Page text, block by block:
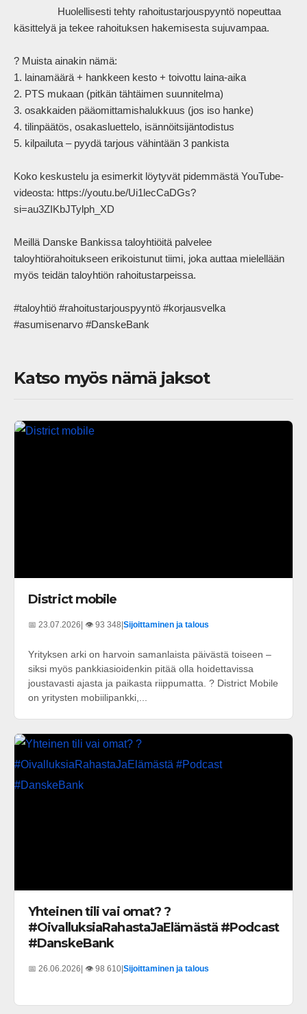
käsittelyä ja tekee rahoituksen hakemisesta sujuvampaa.
? Muista ainakin nämä:
1. lainamäärä + hankkeen kesto + toivottu laina-aika
2. PTS mukaan (pitkän tähtäimen suunnitelma)
3. osakkaiden pääomittamishalukkuus (jos iso hanke)
4. tilinpäätös, osakasluettelo, isännöitsijäntodistus
5. kilpailuta – pyydä tarjous vähintään 3 pankista
Koko keskustelu ja esimerkit löytyvät pidemmästä YouTube-
videosta: https://youtu.be/Ui1lecCaDGs?
si=au3ZIKbJTylph_XD
Meillä Danske Bankissa taloyhtiöitä palvelee
taloyhtiörahoitukseen erikoistunut tiimi, joka auttaa mielellään
myös teidän taloyhtiön rahoitustarpeissa.
#taloyhtiö #rahoitustarjouspyyntö #korjausvelka
#asumisenarvo #DanskeBank
Katso myös nämä jaksot
District mobile
📅 23.07.2026| 👁️ 93 348|Sijoittaminen ja talous
Yrityksen arki on harvoin samanlaista päivästä toiseen –
siksi myös pankkiasioidenkin pitää olla hoidettavissa
joustavasti ajasta ja paikasta riippumatta. ? District Mobile
on yritysten mobiilipankki,...
Yhteinen tili vai omat? ?
#OivalluksiaRahastaJaElämästä #Podcast
#DanskeBank
📅 26.06.2026 | 👁️ 98 610 Sijoittaminen ja talous